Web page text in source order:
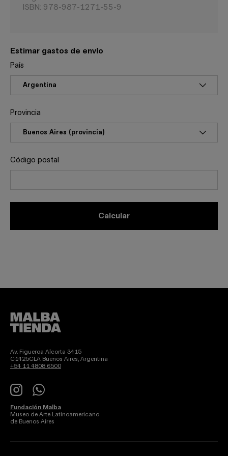
ISBN: 978-987-1271-55-9
Estimar gastos de envío
País
Provincia
Código postal
calcular
Av. Figueroa Alcorta 3415
C1425CLA Buenos Aires, Argentina
+54 11 4808 6500
InstagramWhatsApp
Fundación Malba
Museo de Arte Latinoamericano
de Buenos Aires